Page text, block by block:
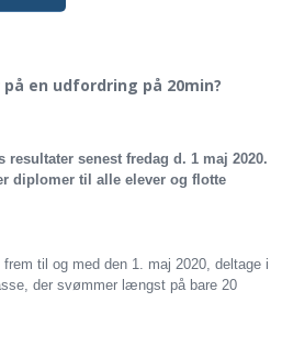
en udfordring på 20min?
senest fredag d. 1 maj 2020.
diplomer til alle elever og flotte
til og med den 1. maj 2020, deltage i
der svømmer længst på bare 20